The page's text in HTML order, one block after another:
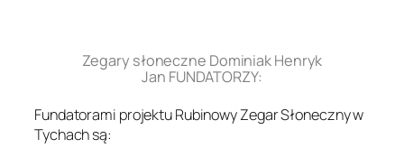
Zegary słoneczne Dominiak Henryk
Jan FUNDATORZY:
Fundatorami projektu Rubinowy Zegar Słoneczny w
Tychach są: